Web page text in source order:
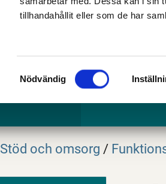
tillhandahållit eller som de har
Samtyckesval
Nödvändig
Stöd och omsorg /